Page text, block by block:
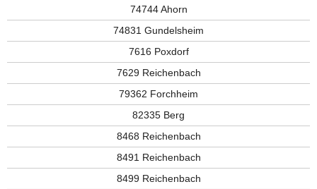
74744 Ahorn
74831 Gundelsheim
7616 Poxdorf
7629 Reichenbach
79362 Forchheim
82335 Berg
8468 Reichenbach
8491 Reichenbach
8499 Reichenbach